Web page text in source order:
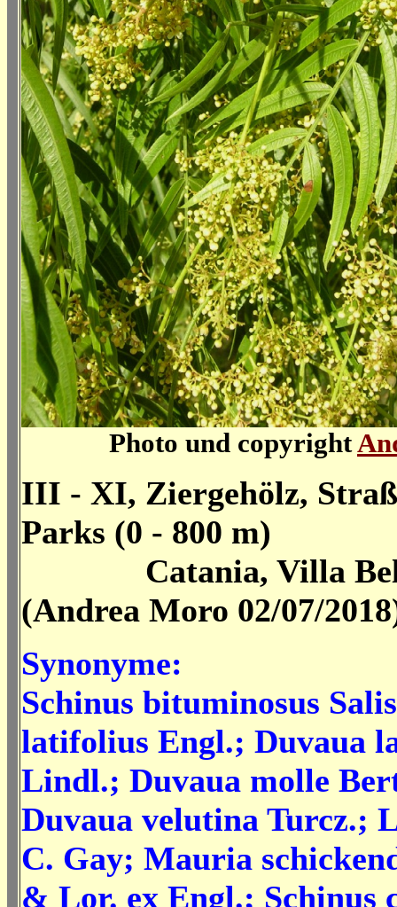
Photo und copyright
III - XI, Ziergehölz,
Parks (0 - 800 m)
Catania, Villa
(Andrea Moro 02/07/
Synonyme:
Schinus bituminosus
latifolius Engl.; Duvaua
Lindl.; Duvaua molle
Duvaua velutina Turcz.;
C. Gay; Mauria
& Lor. ex Engl.; Schinus